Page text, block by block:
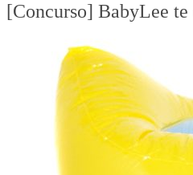
[Concurso] BabyLee